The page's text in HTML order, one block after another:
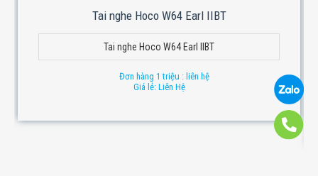
Tai nghe Hoco W64 Earl IIBT
Tai nghe Hoco W64 Earl IIBT
Đơn hàng 1 triệu : liên hệ
Giá lẻ: Liên Hệ